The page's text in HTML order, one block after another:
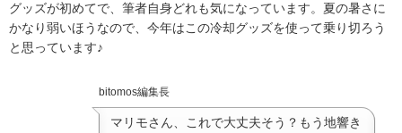
グッズが初めてで、筆者自身どれも気になっています。夏の暑さに
かなり弱いほうなので、今年はこの冷却グッズを使って乗り切ろう
と思っています♪
bitomos編集長
マリモさん、これで大丈夫そう？もう地響き